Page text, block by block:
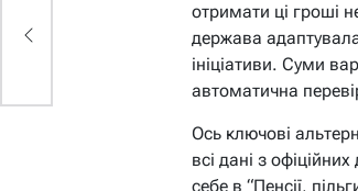
отримати ці гроші
держава
ініціативи. Суми
автоматична
Ось ключові
всі дані з
себе в “Пенсії,